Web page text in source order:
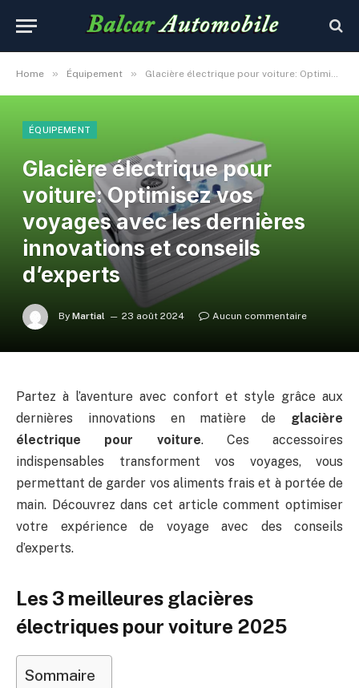
Home » Équipement » Glacière électrique pour voiture: Optimisez vos voyages avec les dernières innovations et conseils d’experts
ÉQUIPEMENT
Glacière électrique pour
voiture: Optimisez vos
voyages avec les dernières
innovations et conseils
d’experts
By Martial 23 août 2024 Aucun commentaire
Partez à l’aventure avec confort et style grâce aux
dernières innovations en matière de glacière
électrique pour voiture. Ces accessoires
indispensables transforment vos voyages, vous
permettant de garder vos aliments frais et à portée de
main. Découvrez dans cet article comment optimiser
votre expérience de voyage avec des conseils
d’experts.
Les 3 meilleures glacières
électriques pour voiture 2025
Sommaire